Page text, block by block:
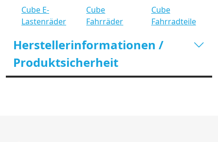
Cube E-
Lastenräder
Cube
Fahrräder
Cube
Fahrradteile
Herstellerinformationen /
Produktsicherheit